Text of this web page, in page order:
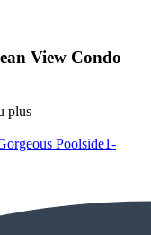
View Condo
plus
Poolside1-